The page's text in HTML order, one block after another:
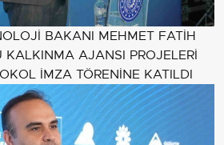
BAKANI MEHMET FATİH
KALKINMA AJANSI PROJELERİ
İMZA TÖRENİNE KATILDI